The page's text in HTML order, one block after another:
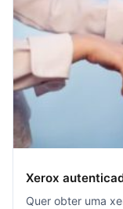
Xerox
Quer obter uma